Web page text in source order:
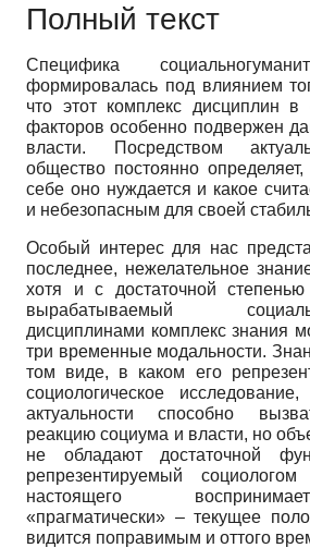
Полный текст
Специфика
формировалась под влиянием
что этот комплекс дисциплин в
факторов осо­бенно подвержен
власти. Посредством
общество постоянно
себе оно нуждается и какое
и небезопасным для своей
Особый интерес для нас
последнее, нежелательное
хотя и с достаточной степенью
вырабаты­ваемый
дисциплинами комплекс знания
три временные модальности.
том виде, в каком его
социологическое
акту­альности способно
реакцию социума и власти, но
не обладают достаточной
репрезентируемый
настоящего
«прагматически» – текущее
видится поправимым и оттого